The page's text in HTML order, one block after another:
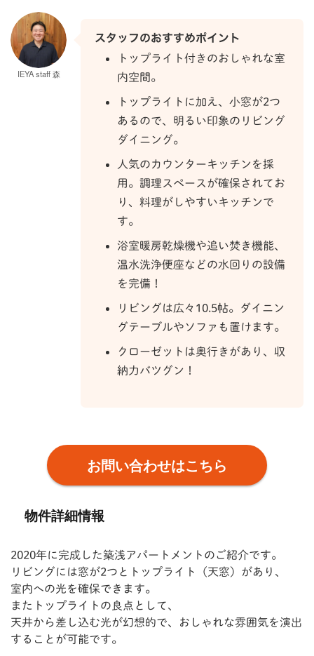
IEYA staff 森
スタッフのおすすめポイント
トップライト付きのおしゃれな室
内空間。
トップライトに加え、小窓が2つ
あるので、明るい印象のリビング
ダイニング。
人気のカウンターキッチンを採
用。調理スペースが確保されてお
り、料理がしやすいキッチンで
す。
浴室暖房乾燥機や追い焚き機能、
温水洗浄便座などの水回りの設備
を完備！
リビングは広々10.5帖。ダイニン
グテーブルやソファも置けます。
クローゼットは奥行きがあり、収
納力バツグン！
お問い合わせはこちら
物件詳細情報
2020年に完成した築浅アパートメントのご紹介です。
リビングには窓が2つとトップライト（天窓）があり、
室内への光を確保できます。
またトップライトの良点として、
天井から差し込む光が幻想的で、おしゃれな雰囲気を演出
することが可能です。